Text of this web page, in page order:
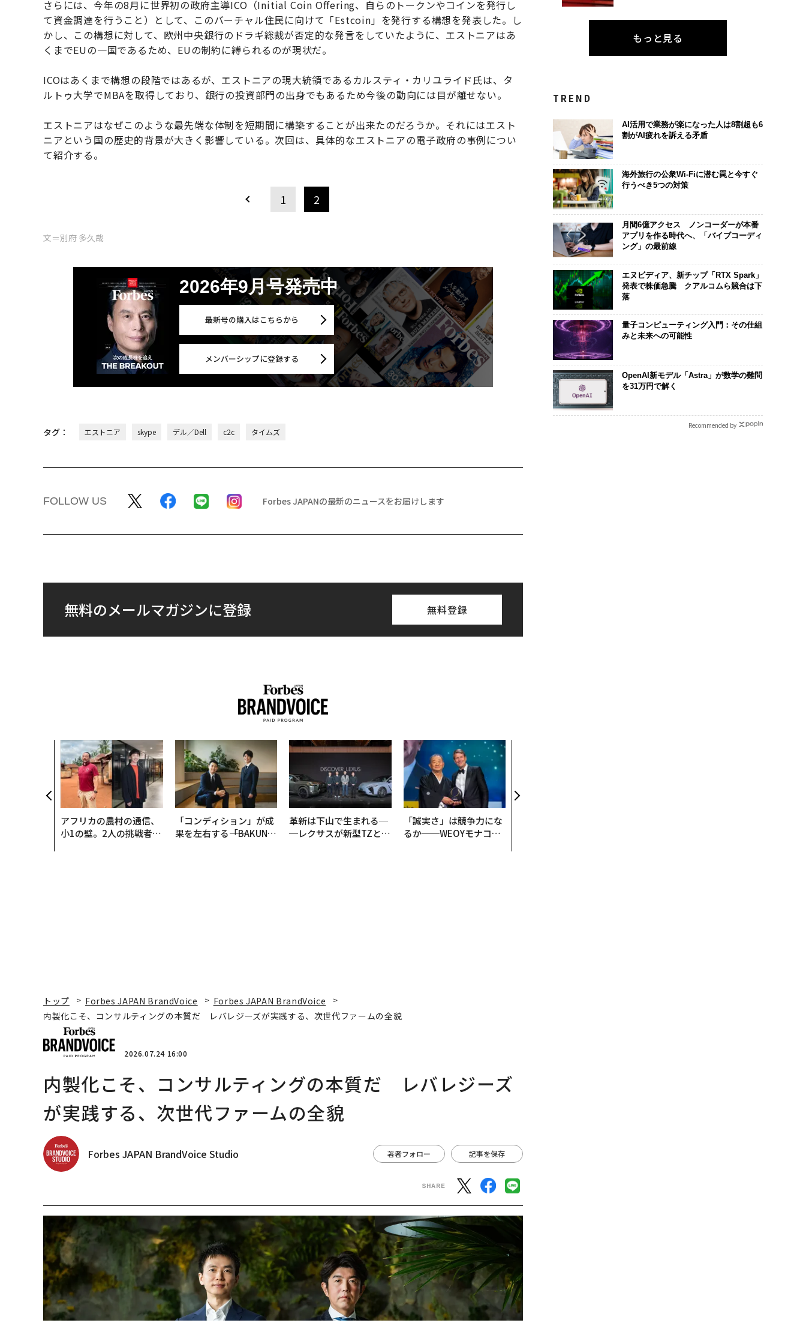
さらには、今年の8月に世界初の政府主導ICO（Initial Coin Offering、自らのトークンやコインを発行し
て資金調達を行うこと）として、このバーチャル住民に向けて「Estcoin」を発行する構想を発表した。し
かし、この構想に対して、欧州中央銀行のドラギ総裁が否定的な発言をしていたように、エストニアはあ
くまでEUの一国であるため、EUの制約に縛られるのが現状だ。
ICOはあくまで構想の段階ではあるが、エストニアの現大統領であるカルスティ・カリユライド氏は、タ
ルトゥ大学でMBAを取得しており、銀行の投資部門の出身でもあるため今後の動向には目が離せない。
エストニアはなぜこのような最先端な体制を短期間に構築することが出来たのだろうか。それにはエスト
ニアという国の歴史的背景が大きく影響している。次回は、具体的なエストニアの電子政府の事例につい
て紹介する。
1 2
文＝別府 多久哉
2026年9月号発売中
最新号の購入はこちらから
メンバーシップに登録する
タグ： エストニア skype デル／Dell c2c タイムズ
FOLLOW US Forbes JAPANの最新のニュースをお届けします
無料のメールマガジンに登録 無料登録
アフリカの農村の通信、
小1の壁。2人の挑戦者が
「コンディション」が成
果を左右する――「BAKUN
革新は下山で生まれる─
─レクサスが新型TZとE
「誠実さ」は競争力にな
るか──WEOYモナコで
支援とは
もっと見る
TREND
AI活用で業務が楽になった人は8割超も6
割がAI疲れを訴える矛盾
海外旅行の公衆Wi-Fiに潜む罠と今すぐ
行うべき5つの対策
月間6億アクセス ノンコーダーが本番
アプリを作る時代へ、「バイブコーディ
ング」の最前線
エヌビディア、新チップ「RTX Spark」
発表で株価急騰 クアルコムら競合は下
落
量子コンピューティング入門：その仕組
みと未来への可能性
OpenAI新モデル「Astra」が数学の難問
を31万円で解く
Recommended by
トップ Forbes JAPAN BrandVoice
Forbes JAPAN BrandVoice
内製化こそ、コンサルティングの本質だ レバレジーズが実践する、次世代ファームの全貌
2026.07.24 16:00
内製化こそ、コンサルティングの本質だ レバレジーズ
が実践する、次世代ファームの全貌
Forbes JAPAN BrandVoice Studio 著者フォロー 記事を保存